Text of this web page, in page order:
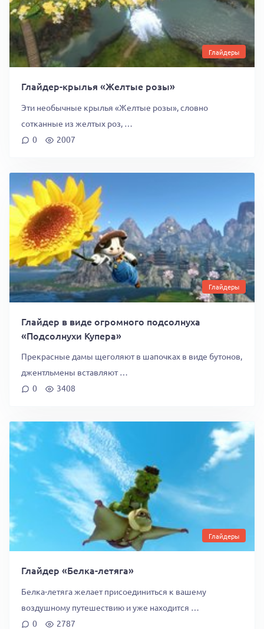
Глайдеры
Глайдер-крылья «Желтые розы»
Эти необычные крылья «Желтые розы», словно
сотканные из желтых роз, …
0
2007
Глайдеры
Глайдер в виде огромного подсолнуха
«Подсолнухи Купера»
Прекрасные дамы щеголяют в шапочках в виде бутонов,
джентльмены вставляют …
0
3408
Глайдеры
Глайдер «Белка-летяга»
Белка-летяга желает присоединиться к вашему
воздушному путешествию и уже находится …
0
2787